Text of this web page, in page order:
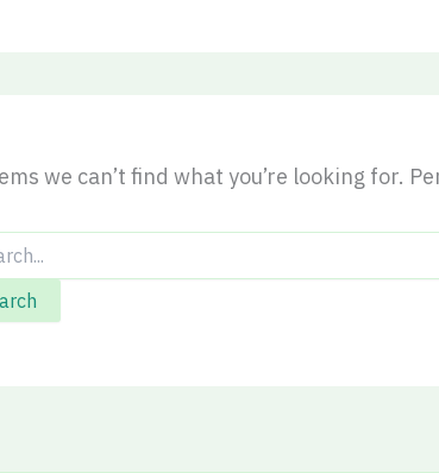
we can’t find what you’re looking for.